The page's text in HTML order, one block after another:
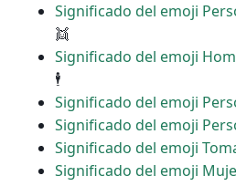
Significado del emoji
👯
Significado del emoji
🕴
Significado del emoji
Significado del emoji
Significado del emoji
Significado del emoji